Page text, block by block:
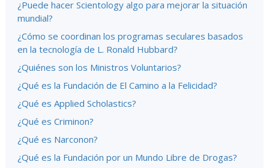
¿Puede hacer Scientology algo para mejorar la situación
mundial?
¿Cómo se coordinan los programas seculares basados
en la tecnología de L. Ronald Hubbard?
¿Quiénes son los Ministros Voluntarios?
¿Qué es la Fundación de El Camino a la Felicidad?
¿Qué es Applied Scholastics?
¿Qué es Criminon?
¿Qué es Narconon?
¿Qué es la Fundación por un Mundo Libre de Drogas?